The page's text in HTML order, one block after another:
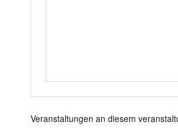
Veranstaltungen an diesem